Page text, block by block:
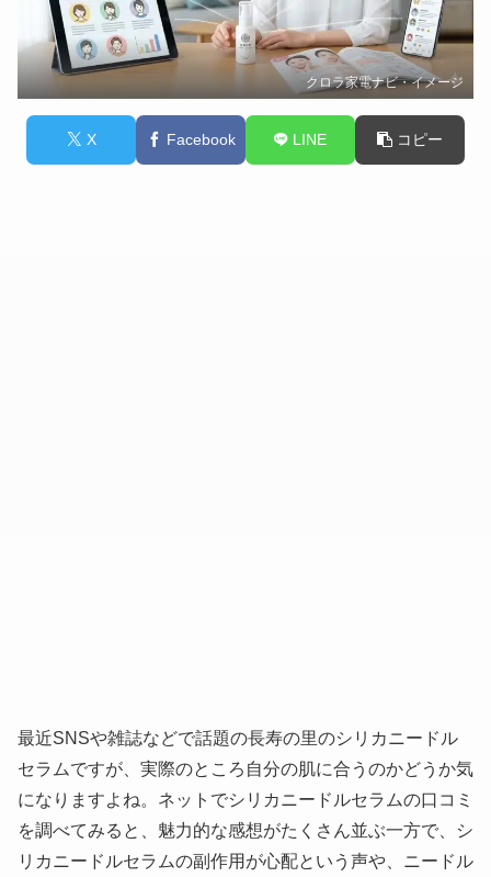
クロラ家電ナビ・イメージ
X Facebook LINE コピー
最近SNSや雑誌などで話題の長寿の里のシリカニードル
セラムですが、実際のところ自分の肌に合うのかどうか気
になりますよね。ネットでシリカニードルセラムの口コミ
を調べてみると、魅力的な感想がたくさん並ぶ一方で、シ
リカニードルセラムの副作用が心配という声や、ニードル